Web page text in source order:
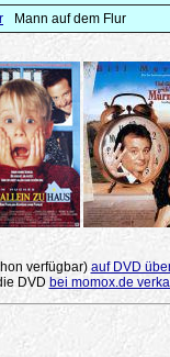
Mann auf dem Flur
verfügbar) auf DVD
DVD bei momox.de